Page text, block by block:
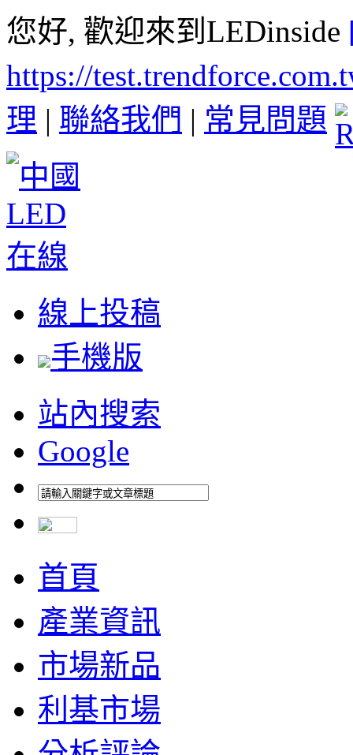
您好, 歡迎來到LEDinside
https://
理 | 聯絡我們 | 常見問題
線上投稿
手機版
站內搜索
Google
首頁
產業資訊
市場新品
利基市場